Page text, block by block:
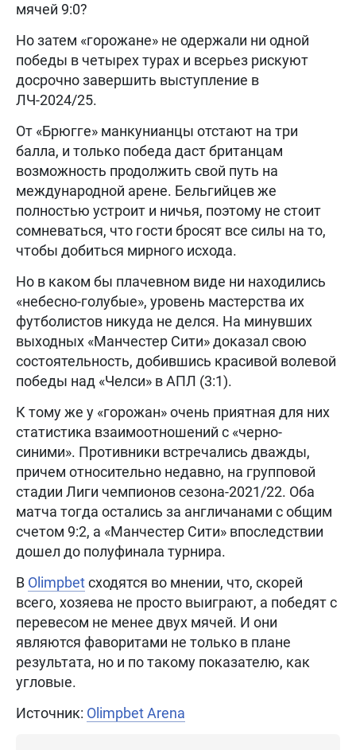
мячей 9:0?
Но затем «горожане» не одержали ни одной
победы в четырех турах и всерьез рискуют
досрочно завершить выступление в
ЛЧ-2024/25.
От «Брюгге» манкунианцы отстают на три
балла, и только победа даст британцам
возможность продолжить свой путь на
международной арене. Бельгийцев же
полностью устроит и ничья, поэтому не стоит
сомневаться, что гости бросят все силы на то,
чтобы добиться мирного исхода.
Но в каком бы плачевном виде ни находились
«небесно-голубые», уровень мастерства их
футболистов никуда не делся. На минувших
выходных «Манчестер Сити» доказал свою
состоятельность, добившись красивой волевой
победы над «Челси» в АПЛ (3:1).
К тому же у «горожан» очень приятная для них
статистика взаимоотношений с «черно-
синими». Противники встречались дважды,
причем относительно недавно, на групповой
стадии Лиги чемпионов сезона-2021/22. Оба
матча тогда остались за англичанами с общим
счетом 9:2, а «Манчестер Сити» впоследствии
дошел до полуфинала турнира.
В Olimpbetсходятся во мнении, что, скорей
всего, хозяева не просто выиграют, а победят с
перевесом не менее двух мячей. И они
являются фаворитами не только в плане
результата, но и по такому показателю, как
угловые.
Источник: Olimpbet Arena